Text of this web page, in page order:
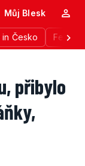
in Česko
Můj Blesk
přibylo